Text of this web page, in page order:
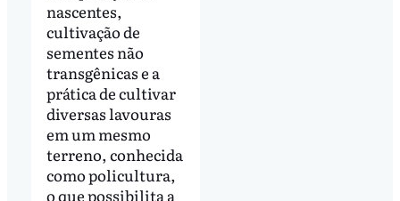
nascentes,
cultivação de
sementes não
transgênicas e a
prática de cultivar
diversas lavouras
em um mesmo
terreno, conhecida
como policultura,
o que possibilita a